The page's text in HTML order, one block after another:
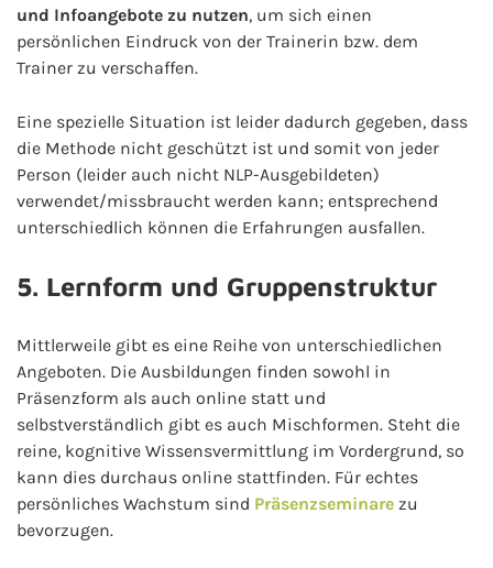
und Infoangebote zu nutzen, um sich einen
persönlichen Eindruck von der Trainerin bzw. dem
Trainer zu verschaffen.
Eine spezielle Situation ist leider dadurch gegeben, dass
die Methode nicht geschützt ist und somit von jeder
Person (leider auch nicht NLP-Ausgebildeten)
verwendet/missbraucht werden kann; entsprechend
unterschiedlich können die Erfahrungen ausfallen.
5. Lernform und Gruppenstruktur
Mittlerweile gibt es eine Reihe von unterschiedlichen
Angeboten. Die Ausbildungen finden sowohl in
Präsenzform als auch online statt und
selbstverständlich gibt es auch Mischformen. Steht die
reine, kognitive Wissensvermittlung im Vordergrund, so
kann dies durchaus online stattfinden. Für echtes
persönliches Wachstum sind Präsenzseminare zu
bevorzugen.